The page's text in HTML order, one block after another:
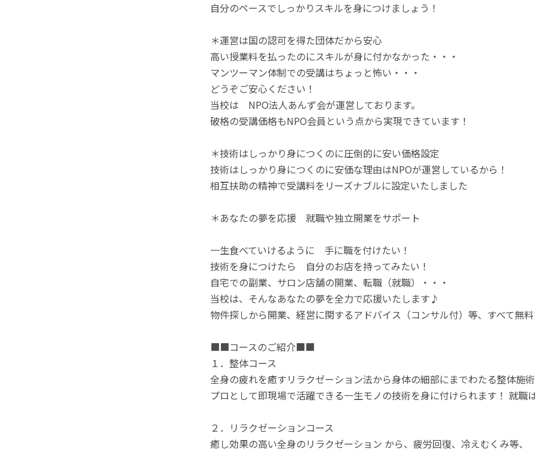
自分のペースでしっかりスキルを身につけましょう！
＊運営は国の認可を得た団体だから安心
高い授業料を払ったのにスキルが身に付かなかった・・・
マンツーマン体制での受講はちょっと怖い・・・
どうぞご安心ください！
当校は NPO法人あんず会が運営しております。
破格の受講価格もNPO会員という点から実現できています！
＊技術はしっかり身につくのに圧倒的に安い価格設定
技術はしっかり身につくのに安価な理由はNPOが運営しているから！
相互扶助の精神で受講料をリーズナブルに設定いたしました
＊あなたの夢を応援 就職や独立開業をサポート
一生食べていけるように 手に職を付けたい！
技術を身につけたら 自分のお店を持ってみたい！
自宅での副業、サロン店舗の開業、転職（就職）・・・
当校は、そんなあなたの夢を全力で応援いたします♪
物件探しから開業、経営に関するアドバイス（コンサル付）等、すべて無
■■コースのご紹介■■
１．整体コース
全身の疲れを癒すリラクゼーション法から身体の細部にまでわたる整体施
プロとして即現場で活躍できる一生モノの技術を身に付けられます！ 就職
２．リラクゼーションコース
癒し効果の高い全身のリラクゼーション から、疲労回復、冷えむくみ等、